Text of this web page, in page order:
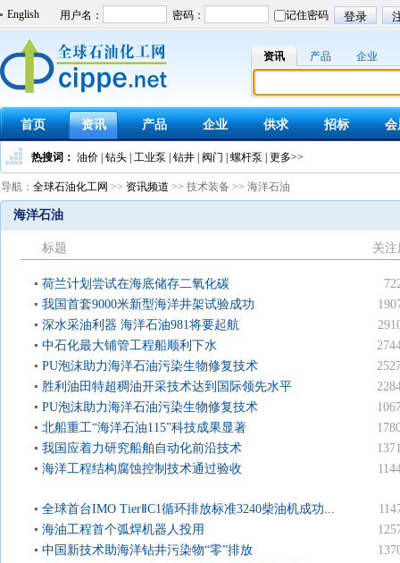
English
资讯 产品 企业
首页 资讯 产品 企业 供求 招标 会
热搜词： 油价 钻头 工业泵 钻井 阀门 螺杆泵 更多>>
导航： 全球石油化工网 >> 资讯频道 >> 技术装备 >> 海洋石油
海洋石油
标题 关注
荷兰计划尝试在海底储存二氧化碳
我国首套9000米新型海洋井架试验成功
深水采油利器 海洋石油981将要起航
中石化最大铺管工程船顺利下水
PU泡沫助力海洋石油污染生物修复技术
胜利油田特超稠油开采技术达到国际领先水平
PU泡沫助力海洋石油污染生物修复技术
北船重工“海洋石油115”科技成果显著
我国应着力研究船舶自动化前沿技术
海洋工程结构腐蚀控制技术通过验收
全球首台IMO TierⅡC1循环排放标准3240柴油机成功...
海油工程首个弧焊机器人投用
中国新技术助海洋钻井污染物“零”排放